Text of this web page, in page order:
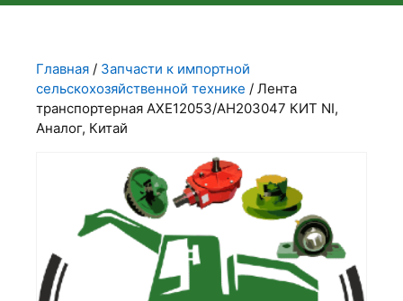
Главная / Запчасти к импортной
сельскохозяйственной технике / Лента
транспортерная AXE12053/AH203047 КИТ NI,
Аналог, Китай